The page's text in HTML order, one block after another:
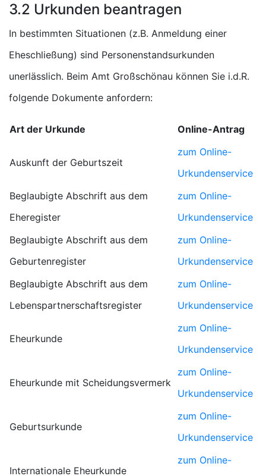
3.2 Urkunden beantragen
In bestimmten Situationen (z.B. Anmeldung einer
Eheschließung) sind Personenstandsurkunden
unerlässlich. Beim Amt Großschönau können Sie i.d.R.
folgende Dokumente anfordern:
Art der Urkunde Online-Antrag
Auskunft der Geburtszeit
zum Online-
Urkundenservice
Beglaubigte Abschrift aus dem
Eheregister
zum Online-
Urkundenservice
Beglaubigte Abschrift aus dem
Geburtenregister
zum Online-
Urkundenservice
Beglaubigte Abschrift aus dem
Lebenspartnerschaftsregister
zum Online-
Urkundenservice
Eheurkunde
zum Online-
Urkundenservice
Eheurkunde mit Scheidungsvermerk
zum Online-
Urkundenservice
Geburtsurkunde
zum Online-
Urkundenservice
Internationale Eheurkunde
zum Online-